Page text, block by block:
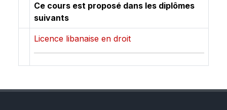
Ce cours est proposé dans les diplômes
suivants
Licence libanaise en droit